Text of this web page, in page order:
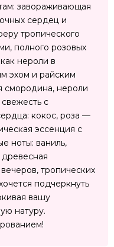
завораживающая
сердец и
тропического
полного розовых
нероли в
эхом и райским
смородина, нероли
с
кокос, роза —
эссенция с
ноты: ваниль,
тропических
подчеркнуть
вашу
натуру.